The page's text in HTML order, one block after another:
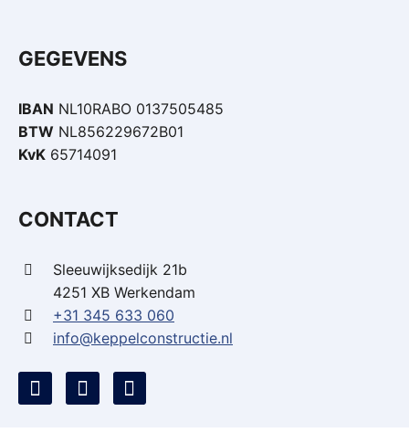
GEGEVENS
IBAN NL10RABO 0137505485
BTW NL856229672B01
KvK 65714091
CONTACT
Sleeuwijksedijk 21b
4251 XB Werkendam
+31 345 633 060
info@keppelconstructie.nl